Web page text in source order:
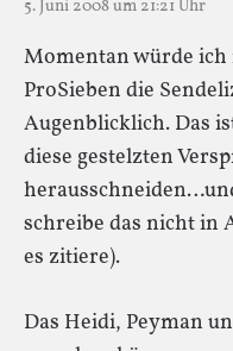
5. Juni 2008 um 21:21 Uhr
Momentan würde
ProSieben die
Augenblicklich. Das
diese gestelzten
schreibe das nicht in
es zitiere).
Das Heidi, Peyman